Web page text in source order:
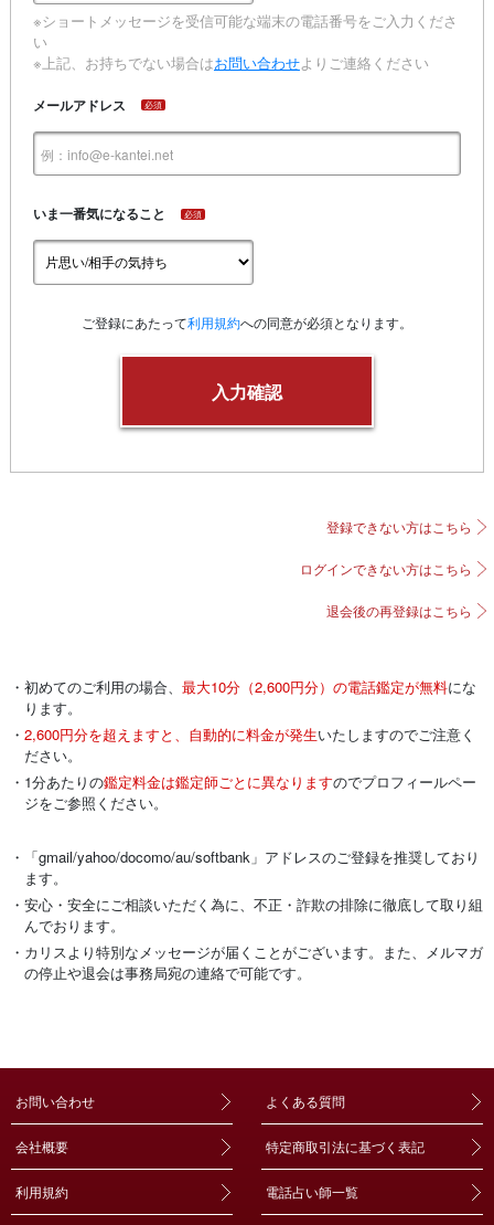
※ショートメッセージを受信可能な端末の電話番号をご入力くださ
い
※上記、お持ちでない場合はお問い合わせよりご連絡ください
メールアドレス 必須
いま一番気になること 必須
ご登録にあたって利用規約への同意が必須となります。
登録できない方はこちら
ログインできない方はこちら
退会後の再登録はこちら
・初めてのご利用の場合、 最大10分（2,600円分）の電話鑑定が無料にな
ります。
・ 2,600円分を超えますと、自動的に料金が発生いたしますのでご注意く
ださい。
・1分あたりの鑑定料金は鑑定師ごとに異なりますのでプロフィールペー
ジをご参照ください。
・「gmail/yahoo/docomo/au/softbank」アドレスのご登録を推奨しており
ます。
・安心・安全にご相談いただく為に、不正・詐欺の排除に徹底して取り組
んでおります。
・カリスより特別なメッセージが届くことがございます。また、メルマガ
の停止や退会は事務局宛の連絡で可能です。
お問い合わせ よくある質問
会社概要 特定商取引法に基づく表記
利用規約 電話占い師一覧